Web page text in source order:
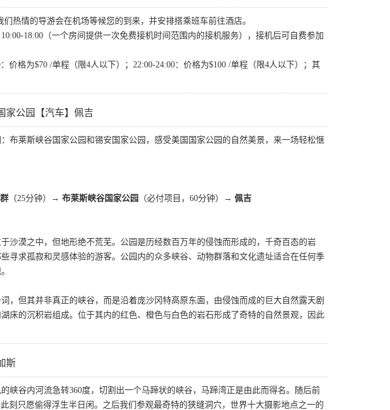
热情的导游会在机场等候您的到来，并安排搭乘班车前往酒店。
18:00（一个房间提供一次免费接机时间范围内的接机服务），接机后可自费参加
价格为$70 /单程（限4人以下）；22:00-24:00：价格为$100 /单程（限4人以下）；其
家公园【汽车】佩吉
布莱斯峡谷国家公园和锡安国家公园，感受美国国家公园的自然美景，来一场轻松惬
（25分钟）→ 布莱斯峡谷国家公园 （必付项目，60分钟）→ 佩吉
沙漠之中，但地形绝不荒芜。公园是历经数百万年的侵蚀而形成的，千奇百态的岩
寻求孤寂和灵感体验的游客。公园内的众多峡谷、动物群落和文化遗址适合在任何季
，但其并非真正的峡谷，而是沿着庞沙冈特高原东面，由侵蚀而成的巨大自然露天剧
床的沉积岩组成。位于其内的红色、橙色与白色的岩石形成了奇特的自然景观，因此
斯
谷内河流急转360度，切割出一个马蹄状的峡谷，马蹄湾正是由此而得名。随后前
刻只愿偷得浮生半日闲。之后我们参观最奇特的狭缝洞穴，世界十大摄影地点之一的